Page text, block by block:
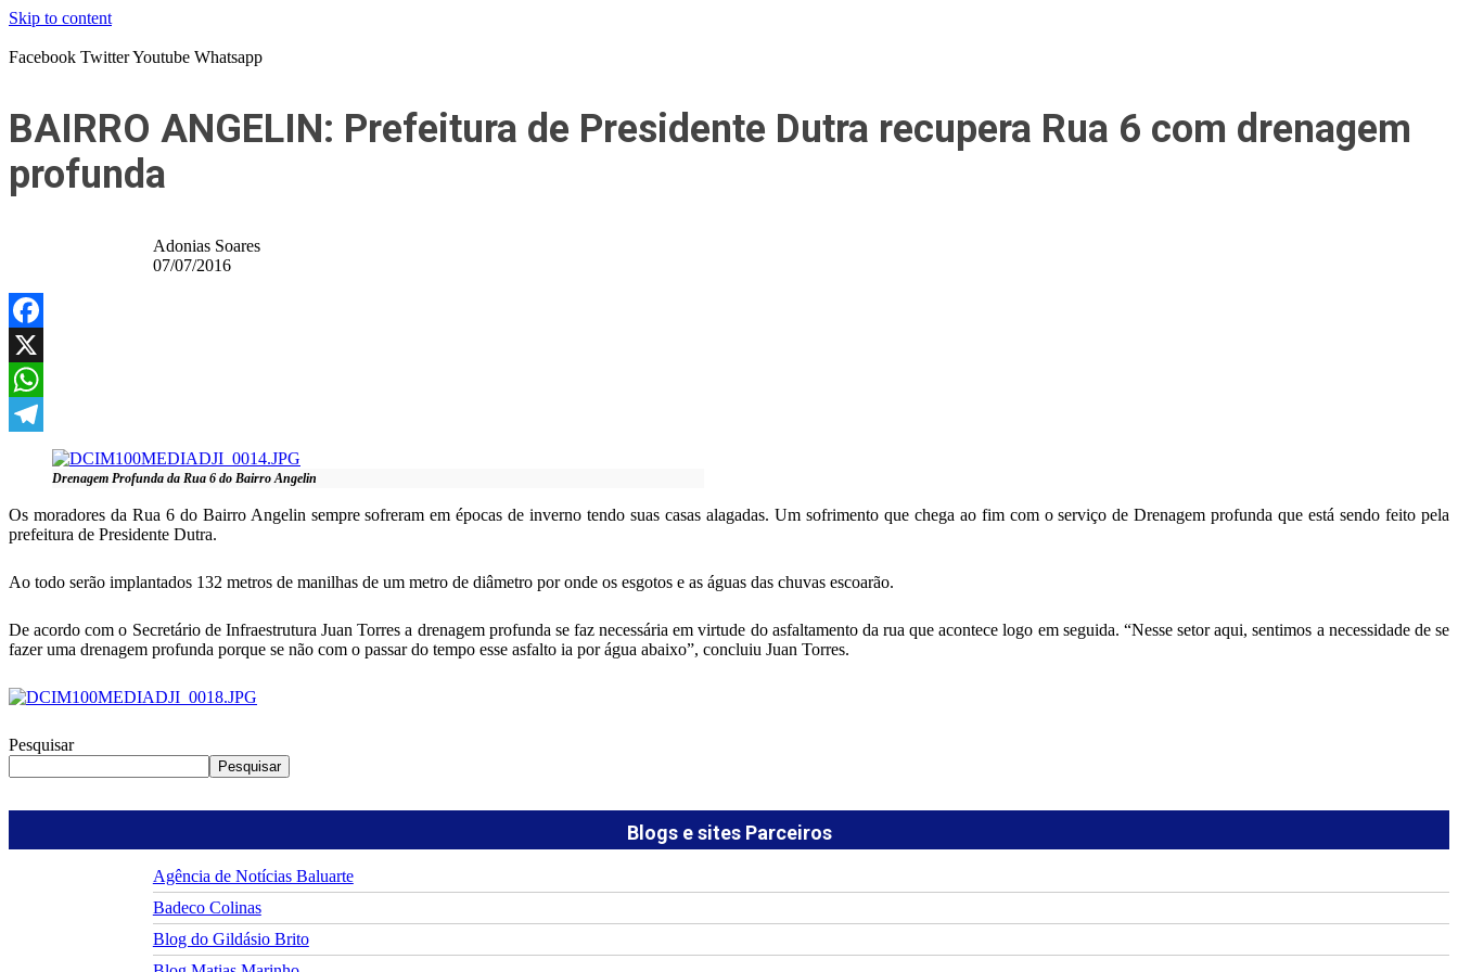
Skip to content
Facebook TwitterYoutube Whatsapp
BAIRRO ANGELIN: Prefeitura de Presidente Dutra recupera Rua 6 com drenagem
profunda
Adonias Soares
07/07/2016
Facebook
X
WhatsApp
Telegram
Drenagem Profunda da Rua 6 do Bairro Angelin
Os moradores da Rua 6 do Bairro Angelin sempre sofreram em épocas de inverno tendo suas casas alagadas. Um sofrimento que chega ao fim com o serviço de Drenagem profunda que está sendo feito pela
prefeitura de Presidente Dutra.
Ao todo serão implantados 132 metros de manilhas de um metro de diâmetro por onde os esgotos e as águas das chuvas escoarão.
De acordo com o Secretário de Infraestrutura Juan Torres a drenagem profunda se faz necessária em virtude do asfaltamento da rua que acontece logo em seguida. “Nesse setor aqui, sentimos a necessidade de se
fazer uma drenagem profunda porque se não com o passar do tempo esse asfalto ia por água abaixo”, concluiu Juan Torres.
Pesquisar
Pesquisar
Blogs e sites Parceiros
Agência de Notícias Baluarte
Badeco Colinas
Blog do Gildásio Brito